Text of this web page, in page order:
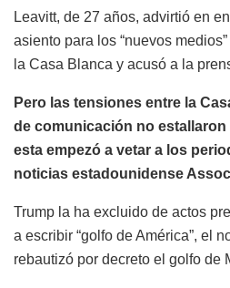
Leavitt, de 27 años, advirtió en
asiento para los “nuevos
la Casa Blanca y acusó a la
Pero las tensiones entre la
de comunicación no estallaron
esta empezó a vetar a los
noticias estadounidense
Trump la ha excluido de actos
a escribir “golfo de América”, el
rebautizó por decreto el golfo de